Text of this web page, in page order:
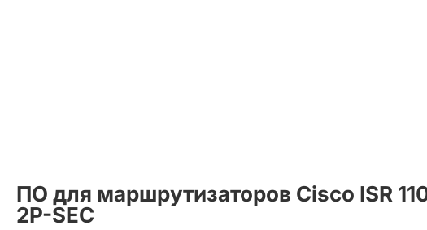
ПО для маршрутизаторов Cisco ISR
2P-SEC